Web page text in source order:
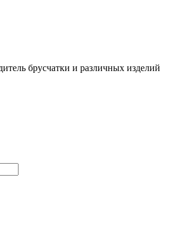
брусчатки и различных изделий